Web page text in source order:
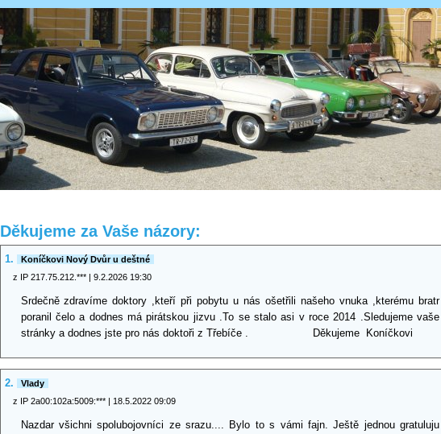
Děkujeme za Vaše názory:
1.
Koníčkovi Nový Dvůr u deštné
z IP 217.75.212.***| 9.2.2026 19:30
Srdečně zdravíme doktory ,kteří při pobytu u nás ošetřili našeho vnuka ,kterému bratr
poranil čelo a dodnes má pirátskou jizvu .To se stalo asi v roce 2014 .Sledujeme vaše
stránky a dodnes jste pro nás doktoři z Třebíče . Děkujeme Koníčkovi
2.
Vlady
z IP 2a00:102a:5009:***| 18.5.2022 09:09
Nazdar všichni spolubojovníci ze srazu.... Bylo to s vámi fajn. Ještě jednou gratuluju